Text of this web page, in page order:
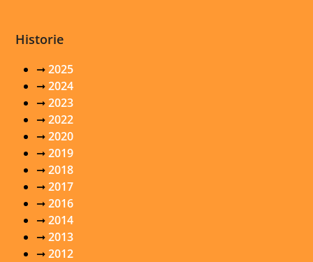
Historie
➞2025
➞2024
➞2023
➞2022
➞2020
➞2019
➞2018
➞2017
➞2016
➞2014
➞2013
➞2012